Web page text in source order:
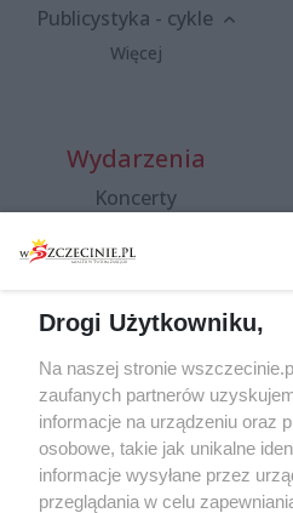
Publicystyka - cykle
Więcej
Wydarzenia
Koncerty
Spacery i oprowadzania
targi
Wernisaże
Więcej
Drogi Użytkowniku,
Na naszej stronie
zaufanych partnerów
informacje na urządzeniu oraz
osobowe, takie jak unikalne
informacje wysyłane przez
przeglądania w celu